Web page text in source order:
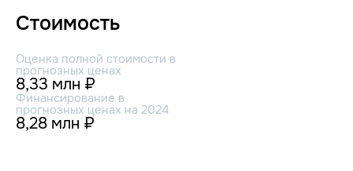
Стоимость
Оценка полной стоимости в
прогнозных ценах
8,33 млн ₽
Финансирование в
прогнозных ценах на 2024
8,28 млн ₽